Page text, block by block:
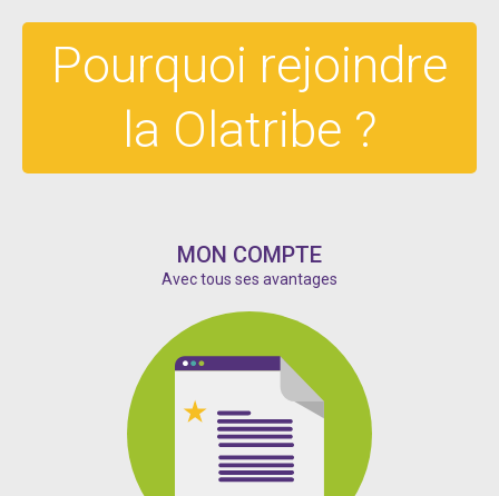
Pourquoi rejoindre
la Olatribe ?
MON COMPTE
Avec tous ses avantages